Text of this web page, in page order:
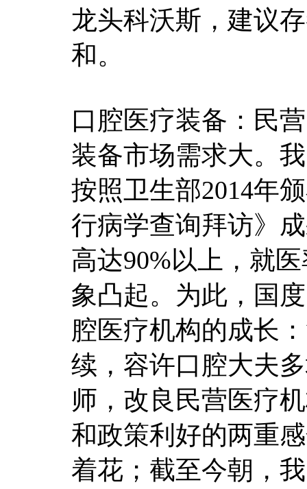
龙头科沃斯，建议
和。
口腔医疗装备：民
装备市场需求大。
按照卫生部2014年
行病学查询拜访》
高达90%以上，就
象凸起。为此，国
腔医疗机构的成长
续，容许口腔大夫
师，改良民营医疗
和政策利好的两重
着花；截至今朝，